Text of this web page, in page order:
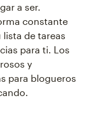
a ser.
constante
de tareas
para ti. Los
y
para blogueros